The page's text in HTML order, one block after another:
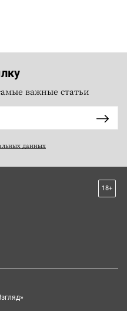
важные статьи
данных
18+